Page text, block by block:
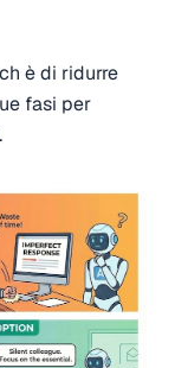
è di ridurre
fasi per